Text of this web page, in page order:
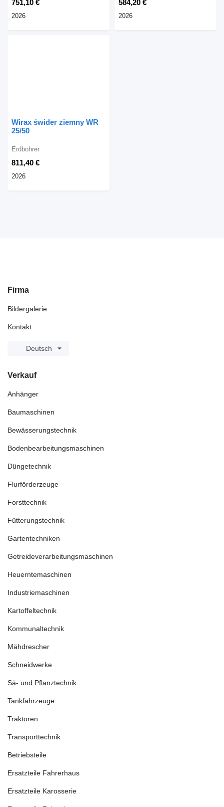
751,10 €
2026
584,20 €
2026
Wirax świder ziemny WR
25/50
811,40 €
Erdbohrer
2026
Firma
Bildergalerie
Kontakt
Deutsch
Verkauf
Anhänger
Baumaschinen
Bewässerungstechnik
Bodenbearbeitungsmaschinen
Düngetechnik
Flurförderzeuge
Forsttechnik
Fütterungstechnik
Gartentechniken
Getreideverarbeitungsmaschinen
Heuerntemaschinen
Industriemaschinen
Kartoffeltechnik
Kommunaltechnik
Mähdrescher
Schneidwerke
Sä- und Pflanztechnik
Tankfahrzeuge
Traktoren
Transporttechnik
Betriebsteile
Ersatzteile Fahrerhaus
Ersatzteile Karosserie